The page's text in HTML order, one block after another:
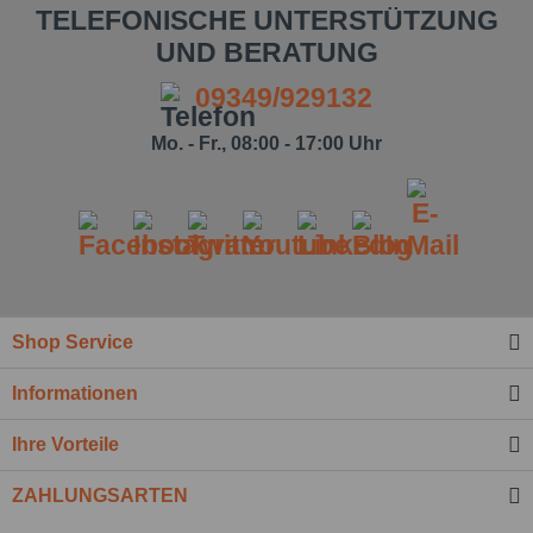
Ich habe die
Felder mit * sind Pflichtfelder.
Nachricht senden
TELEFONISCHE UNTERSTÜTZUNG
UND BERATUNG
09349/929132
Mo. - Fr., 08:00 - 17:00 Uhr
Shop Service
Informationen
Ihre Vorteile
ZAHLUNGSARTEN